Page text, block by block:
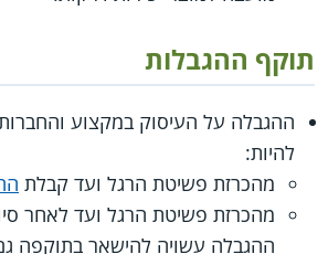
תוקף ההגבלות
ההגבלה על העיסוק במקצוע
להיות:
מהכרזת פשיטת הרגל ועד קבלת
מהכרזת פשיטת הרגל ועד לאחר
ההגבלה עשויה להישאר בתוקפה